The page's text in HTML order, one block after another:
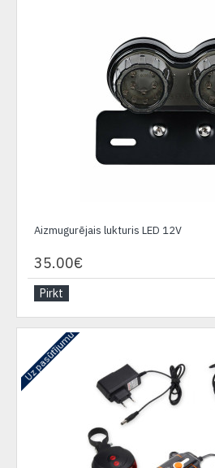
Aizmugurējais lukturis LED 12V
35.00€
Pirkt
Uz pasūtījumu